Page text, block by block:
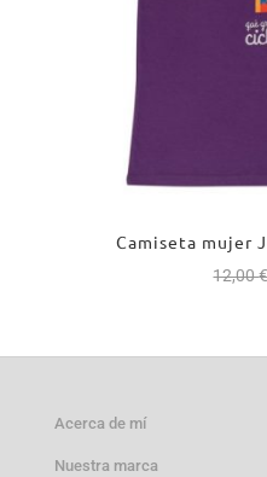
Camiseta mujer
12,00
Acerca de mí
Nuestra marca